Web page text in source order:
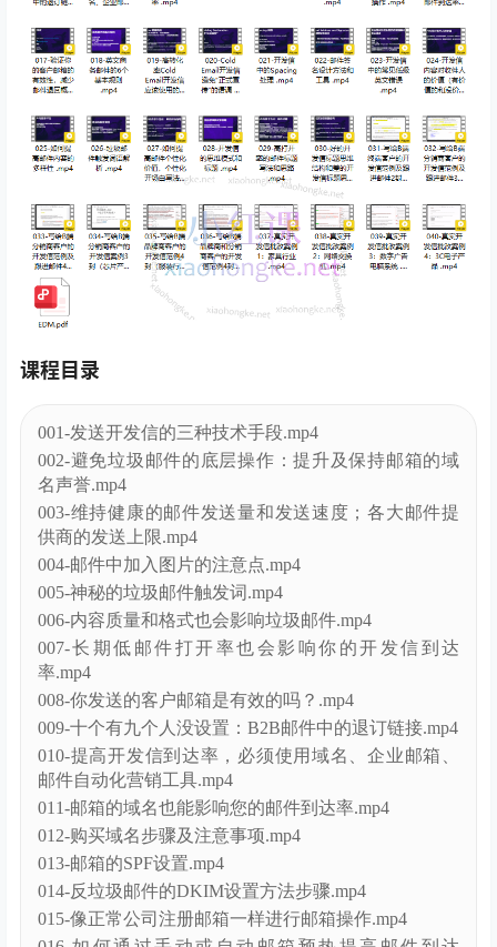
课程目录
001-发送开发信的三种技术手段.mp4
002-避免垃圾邮件的底层操作：提升及保持邮箱的域
名声誉.mp4
003-维持健康的邮件发送量和发送速度；各大邮件提
供商的发送上限.mp4
004-邮件中加入图片的注意点.mp4
005-神秘的垃圾邮件触发词.mp4
006-内容质量和格式也会影响垃圾邮件.mp4
007-长期低邮件打开率也会影响你的开发信到达
率.mp4
008-你发送的客户邮箱是有效的吗？.mp4
009-十个有九个人没设置：B2B邮件中的退订链接.mp4
010-提高开发信到达率，必须使用域名、企业邮箱、
邮件自动化营销工具.mp4
011-邮箱的域名也能影响您的邮件到达率.mp4
012-购买域名步骤及注意事项.mp4
013-邮箱的SPF设置.mp4
014-反垃圾邮件的DKIM设置方法步骤.mp4
015-像正常公司注册邮箱一样进行邮箱操作.mp4